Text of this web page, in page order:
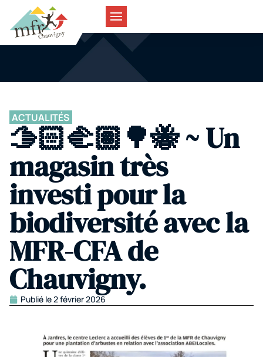
ACTUALITÉS
🫱🏻‍🫲🏽🌳🐝 ~ Un
magasin très
investi pour la
biodiversité avec la
MFR-CFA de
Chauvigny.
Publié le2 février 2026